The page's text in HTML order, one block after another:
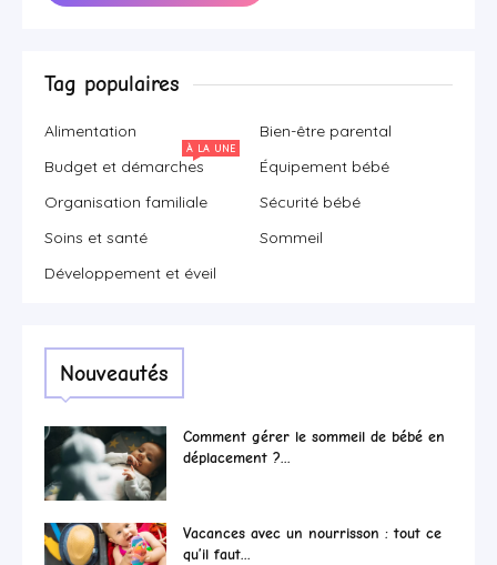
Tag populaires
Alimentation
Bien-être parental
Budget et démarches
À LA UNE
Équipement bébé
Organisation familiale
Sécurité bébé
Soins et santé
Sommeil
Développement et éveil
Nouveautés
Comment gérer le sommeil de bébé en
déplacement ?...
Vacances avec un nourrisson : tout ce
qu’il faut...